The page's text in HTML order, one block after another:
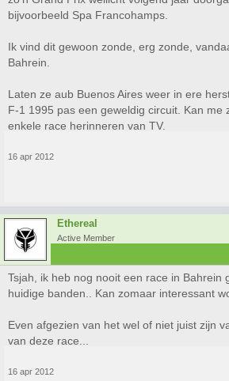
bijvoorbeeld Spa Francohamps.
Ik vind dit gewoon zonde, erg zonde,
Bahrein.
Laten ze aub Buenos Aires weer in ere
F-1 1995 pas een geweldig circuit. Kan me
enkele race herinneren van TV.
16 apr 2012
Ethereal
Active Member
Tsjah, ik heb nog nooit een race in Bahrein
huidige banden.. Kan zomaar interessant
Even afgezien van het wel of niet juist zijn
van deze race...
16 apr 2012